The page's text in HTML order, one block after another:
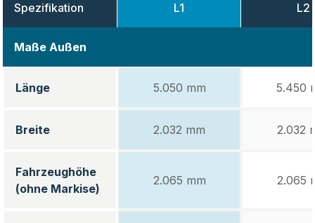
Spezifikation L1 L2
Maße Außen
Länge 5.050 mm 5.450
Breite 2.032 mm 2.032
Fahrzeughöhe
(ohne Markise)
2.065 mm 2.065